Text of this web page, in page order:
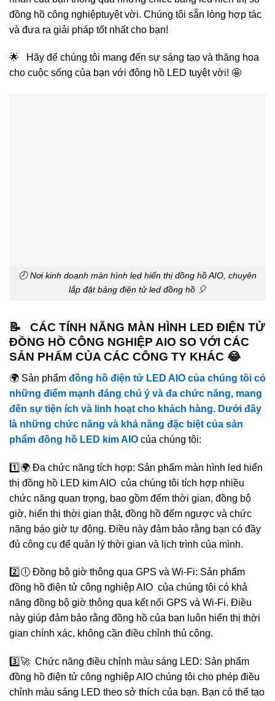
đồng hồ công nghiệptuyệt vời. Chúng tôi sẵn lòng hợp tác
và đưa ra giải pháp tốt nhất cho bạn!
🌟 Hãy để chúng tôi mang đến sự sáng tạo và thăng hoa
cho cuộc sống của bạn với đông hồ LED tuyệt vời! 🤩
🕗 Nơi kinh doanh màn hình led hiển thị đồng hồ AIO, chuyên
lắp đặt bảng điện tử led đồng hồ 🎈
📝 CÁC TÍNH NĂNG MÀN HÌNH LED ĐIỆN TỬ
ĐỒNG HỒ CÔNG NGHIỆP AIO SO VỚI CÁC
SẢN PHẨM CỦA CÁC CÔNG TY KHÁC 😂
🌍 Sản phẩm đồng hồ điện tử LED AIO của chúng tôi có
những điểm mạnh đáng chú ý và đa chức năng, mang
đến sự tiện ích và linh hoạt cho khách hàng. Dưới đây
là những chức năng và khả năng đặc biệt của sản
phẩm đồng hồ LED kim AIO của chúng tôi:
1️⃣🌍 Đa chức năng tích hợp: Sản phẩm màn hình led hiển
thị đồng hồ LED kim AIO của chúng tôi tích hợp nhiều
chức năng quan trọng, bao gồm đếm thời gian, đồng bộ
giờ, hiển thị thời gian thật, đồng hồ đếm ngược và chức
năng báo giờ tự động. Điều này đảm bảo rằng bạn có đầy
đủ công cụ để quản lý thời gian và lịch trình của mình.
2️⃣🕕 Đồng bộ giờ thông qua GPS và Wi-Fi: Sản phẩm
đồng hồ điện tử công nghiệp AIO của chúng tôi có khả
năng đồng bộ giờ thông qua kết nối GPS và Wi-Fi. Điều
này giúp đảm bảo rằng đồng hồ của bạn luôn hiển thị thời
gian chính xác, không cần điều chỉnh thủ công.
3️⃣🚀 Chức năng điều chỉnh màu sáng LED: Sản phẩm
đồng hồ điện tử công nghiệp AIO chúng tôi cho phép điều
chỉnh màu sáng LED theo sở thích của bạn. Bạn có thể tạo